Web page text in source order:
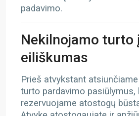
padavimo.
Nekilnojamo turto
eiliškumas
Prieš atvykstant
turto pardavimo pasiūlymus,
rezervuojame atostogų